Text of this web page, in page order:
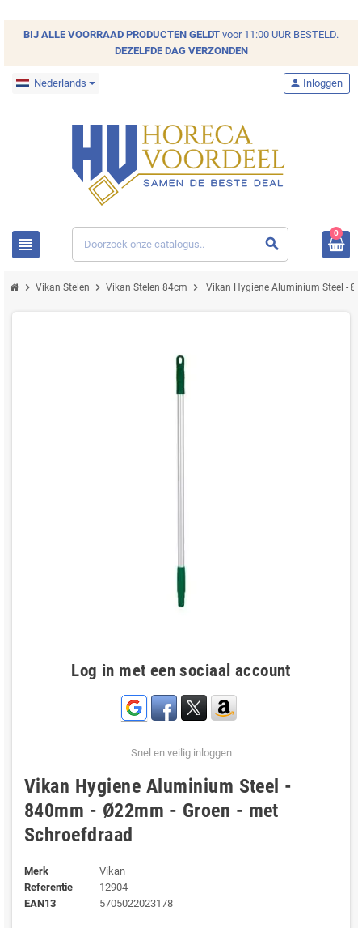
BIJ ALLE VOORRAAD PRODUCTEN GELDT voor 11:00 UUR BESTELD.
DEZELFDE DAG VERZONDEN
Nederlands
view_headline search
person Inloggen
0
chevron_right Vikan Stelen chevron_right Vikan Stelen 84cm chevron_right Vikan Hygiene Aluminium Steel -
Log in met een sociaal account
Snel en veilig inloggen
Vikan Hygiene Aluminium Steel -
840mm - Ø22mm - Groen - met
Schroefdraad
Merk
Vikan
Referentie
12904
EAN13
5705022023178